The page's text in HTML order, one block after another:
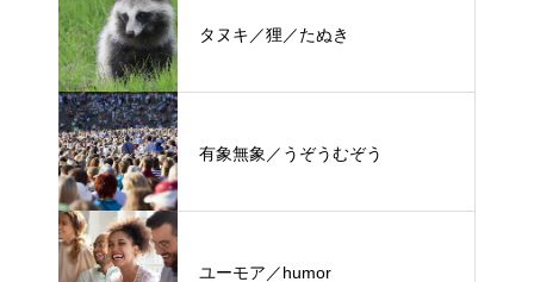
タヌキ／狸／たぬき
有象無象／うぞうむぞう
ユーモア／humor